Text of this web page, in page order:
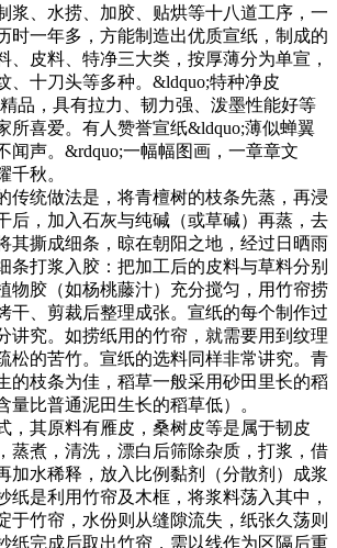
浆、水捞、加胶、贴烘等十八道工序，一
时一年多，方能制造出优质宣纸，制成的
、皮料、特净三大类，按厚薄分为单宣，
、十刀头等多种。&ldquo;特种净皮
品，具有拉力、韧力强、泼墨性能好等
所喜爱。有人赞誉宣纸&ldquo;薄似蝉翼
闻声。&rdquo;一幅幅图画，一章章文
千秋。
统做法是，将青檀树的枝条先蒸，再浸
后，加入石灰与纯碱（或草碱）再蒸，去
其撕成细条，晾在朝阳之地，经过日晒雨
条打浆入胶：把加工后的皮料与草料分别
物胶（如杨桃藤汁）充分搅匀，用竹帘捞
干、剪裁后整理成张。宣纸的每个制作过
讲究。如捞纸用的竹帘，就需要用到纹理
松的苦竹。宣纸的选料同样非常讲究。青
的枝条为佳，稻草一般采用砂田里长的稻
量比普通泥田生长的稻草低）。
其原料有雁皮，桑树皮等是属于韧皮
蒸煮，清洗，漂白后筛除杂质，打浆，借
加水稀释，放入比例黏剂（分散剂）成浆
纸是利用竹帘及木框，将浆料荡入其中，
于竹帘，水份则从缝隙流失，纸张久荡则
纸完成后取出竹帘，需以线作为区隔后重